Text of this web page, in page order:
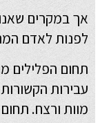
אך במקרים שאנו
לפנות לאדם
תחום הפלילים
עבירות
מוות ורצח.